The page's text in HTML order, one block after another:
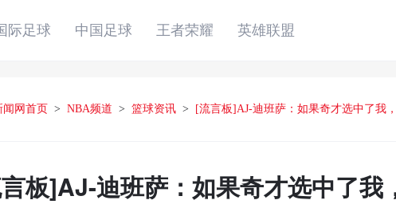
际足球 中国足球 王者荣耀 英雄联盟
闻网首页 > NBA频道 > 篮球资讯 > [流言板]AJ-迪班萨：如果奇才选中了我
板]AJ-迪班萨：如果奇才选中了我